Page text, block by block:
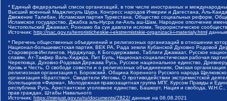
* Единый федеральный список организаций, в том числе иностранных и
Высший военный Маджлисуль Шура, Конгресс народов Ичкерии и Дагестана, Аль-
Движение Талибан, Исламская партия Туркестана, Общество социальных реформ,
Исламское государство, Джабха аль-Нусра ли-Ахль аш-Шам, Народное ополчение
Чистопольский Джамаат, Рохнамо ба суи давлати исломи, Террористическое
Источник: http://nac.gov.ru/terroristicheskie-i-ekstremistskie-organizacii-i-materialy.html
* Перечень общественных объединений и религиозных организаций в отношении
Национал-большевистская партия, ВЕК РА, Рада земли Кубанской Духовно Родовой
Староверов-Инглингов, Нурджулар, К Богодержавию, Таблиги Джамаат, Русское
славян, Ат-Такфир Валь-Хиджра, Пит Буль, Национал-социалистическая рабочая
Череповца, Духовно-Родовая Держава Русь, Русское национальное единство,
Кровь и Честь, О свободе совести и о религиозных объединениях, Омская
религиозная организация п. Боровский, Община Коренного Русского народа
организация «Братство», Свидетели Иеговы, О противодействии экстремистской
болельщиков «Фирма», Молодежная правозащитная группа МПГ, Курсом Правды и
республика Русь, Арестантское уголовное единство, Башкорт, Нация и свобода,
прав граждан, Штабы Навального
Источник: https://minjust.gov.ru/ru/documents/7822/ данные на 06.08.2021